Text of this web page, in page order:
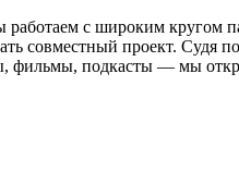
с широким кругом
совместный проект. Судя
фильмы, подкасты — мы